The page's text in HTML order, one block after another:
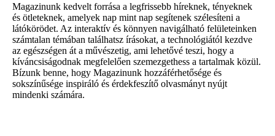
Magazinunk kedvelt forrása a legfrissebb híreknek, tényeknek
és ötleteknek, amelyek nap mint nap segítenek szélesíteni a
látókörödet. Az interaktív és könnyen navigálható felületeinken
számtalan témában találhatsz írásokat, a technológiától kezdve
az egészségen át a művészetig, ami lehetővé teszi, hogy a
kíváncsiságodnak megfelelően szemezgethess a tartalmak közül.
Bízunk benne, hogy Magazinunk hozzáférhetősége és
sokszínűsége inspiráló és érdekfeszítő olvasmányt nyújt
mindenki számára.